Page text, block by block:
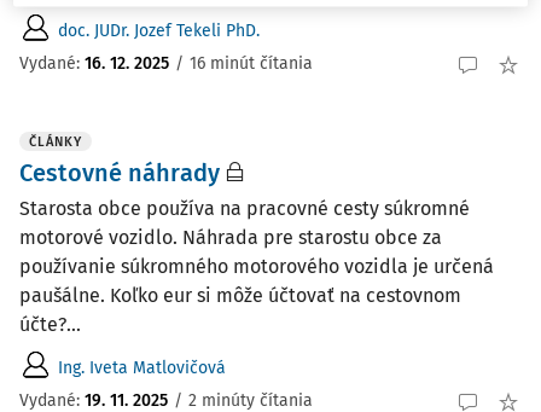
doc. JUDr. Jozef Tekeli PhD.
Vydané: 16. 12. 2025 / 16 minút čítania
ČLÁNKY
Cestovné náhrady
Starosta obce používa na pracovné cesty súkromné
motorové vozidlo. Náhrada pre starostu obce za
používanie súkromného motorového vozidla je určená
paušálne. Koľko eur si môže účtovať na cestovnom
účte?...
Ing. Iveta Matlovičová
Vydané: 19. 11. 2025 / 2 minúty čítania